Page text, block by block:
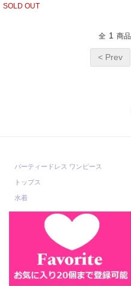
SOLD OUT
全 1 商品
< Prev
パーティードレス ワンピース
トップス
水着